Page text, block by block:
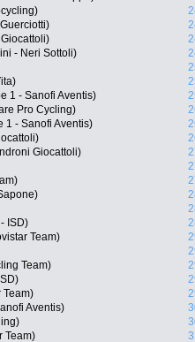
- Neri Sottoli)
1 - Sanofi Aventis)
Pro Cycling)
1 - Sanofi Aventis)
Giocattoli)
ISD)
Team)
Team)
Team)
Aventis)
Team)